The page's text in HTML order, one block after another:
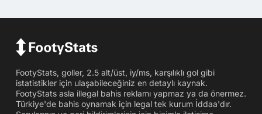
FootyStats, goller, 2.5 alt/üst, iy/ms, karşılıklı gol gibi
istatistikler için ulaşabileceğiniz en detaylı kaynak.
FootyStats asla illegal bahis reklamı yapmaz ya da önermez.
Türkiye'de bahis oynamak için legal tek kurum İddaa'dır.